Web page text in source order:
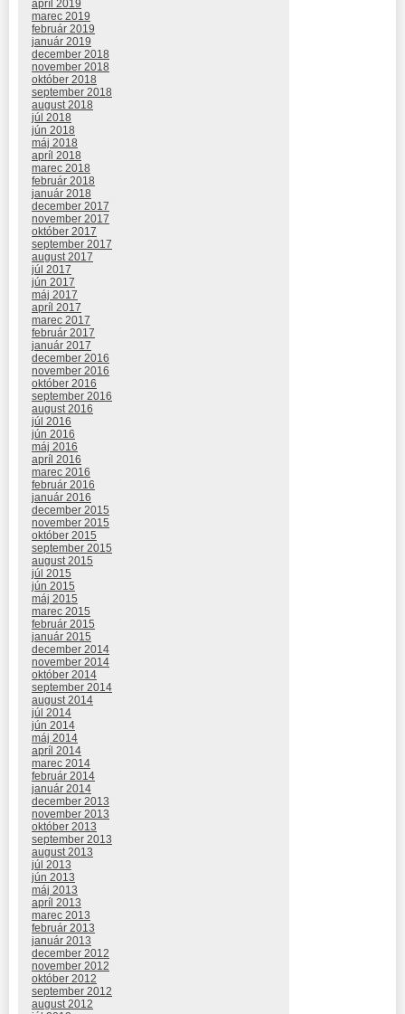
apríl 2019
marec 2019
február 2019
január 2019
december 2018
november 2018
október 2018
september 2018
august 2018
júl 2018
jún 2018
máj 2018
apríl 2018
marec 2018
február 2018
január 2018
december 2017
november 2017
október 2017
september 2017
august 2017
júl 2017
jún 2017
máj 2017
apríl 2017
marec 2017
február 2017
január 2017
december 2016
november 2016
október 2016
september 2016
august 2016
júl 2016
jún 2016
máj 2016
apríl 2016
marec 2016
február 2016
január 2016
december 2015
november 2015
október 2015
september 2015
august 2015
júl 2015
jún 2015
máj 2015
marec 2015
február 2015
január 2015
december 2014
november 2014
október 2014
september 2014
august 2014
júl 2014
jún 2014
máj 2014
apríl 2014
marec 2014
február 2014
január 2014
december 2013
november 2013
október 2013
september 2013
august 2013
júl 2013
jún 2013
máj 2013
apríl 2013
marec 2013
február 2013
január 2013
december 2012
november 2012
október 2012
september 2012
august 2012